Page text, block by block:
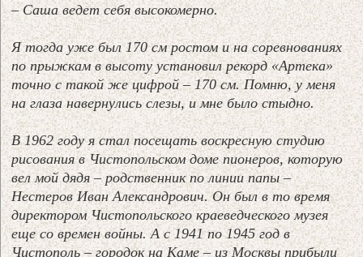
– Саша ведет себя высокомерно.
Я тогда уже был 170 см ростом и на соревнованиях
по прыжкам в высоту установил рекорд «Артека»
точно с такой же цифрой – 170 см. Помню, у меня
на глаза навернулись слезы, и мне было стыдно.
В 1962 году я стал посещать воскресную студию
рисования в Чистопольском доме пионеров, которую
вел мой дядя – родственник по линии папы –
Нестеров Иван Александрович. Он был в то время
директором Чистопольского краеведческого музея
еще со времен войны. А с 1941 по 1945 год в
Чистополь – городок на Каме – из Москвы прибыли